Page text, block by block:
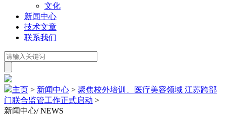
文化
新闻中心
技术文章
联系我们
主页 > 新闻中心 > 聚焦校外培训、医疗美容领域 江苏跨部
门联合监管工作正式启动 >
新闻中心/ NEWS